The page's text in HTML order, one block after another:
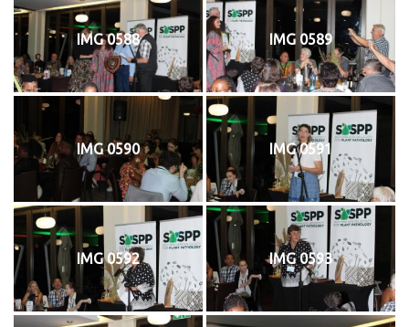
IMG 0588 IMG 0589
IMG 0590 IMG 0591
IMG 0592 IMG 0593